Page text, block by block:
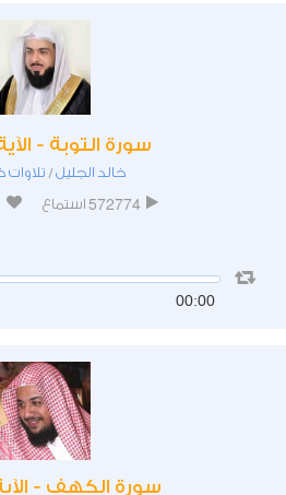
سورة التوبة - الآية [60 -
خالد الجليل/
572774 استماع
00:00
سورة الكهف - الآية [103 -